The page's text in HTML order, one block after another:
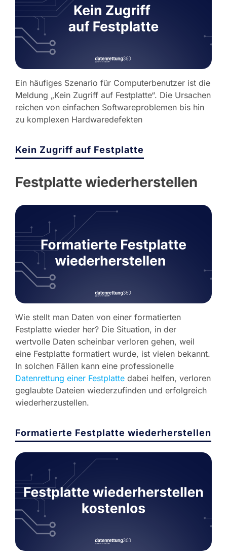
Ein häufiges Szenario für Computerbenutzer ist die
Meldung „Kein Zugriff auf Festplatte“. Die Ursachen
reichen von einfachen Softwareproblemen bis hin
zu komplexen Hardwaredefekten
Kein Zugriff auf Festplatte
Festplatte wiederherstellen
Wie stellt man Daten von einer formatierten
Festplatte wieder her? Die Situation, in der
wertvolle Daten scheinbar verloren gehen, weil
eine Festplatte formatiert wurde, ist vielen bekannt.
In solchen Fällen kann eine professionelle
Datenrettung einer Festplattedabei helfen, verloren
geglaubte Dateien wiederzufinden und erfolgreich
wiederherzustellen.
Formatierte Festplatte wiederherstellen